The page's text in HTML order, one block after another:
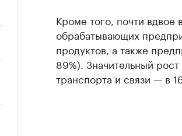
Кроме того, почти
обрабатывающих
продуктов, а также
89%). Значительный
транспорта и связи — в